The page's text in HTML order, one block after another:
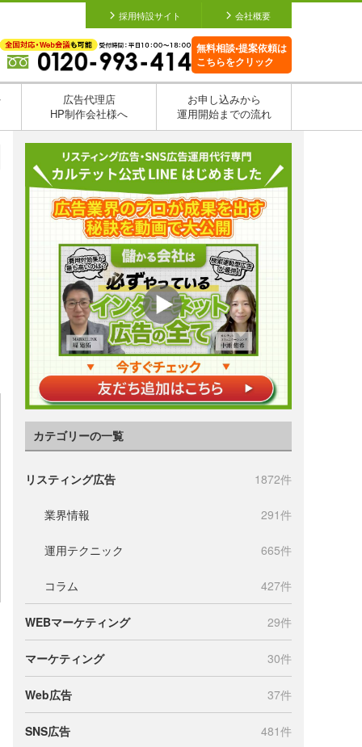
採用特設サイト 会社概要
無料相談•提案依頼は
こちらをクリック
広告代理店
HP制作会社様へ
お申し込みから
運用開始までの流れ
カテゴリーの一覧
リスティング広告 1872件
業界情報 291件
運用テクニック 665件
コラム 427件
WEBマーケティング 29件
マーケティング 30件
Web広告 37件
SNS広告 481件